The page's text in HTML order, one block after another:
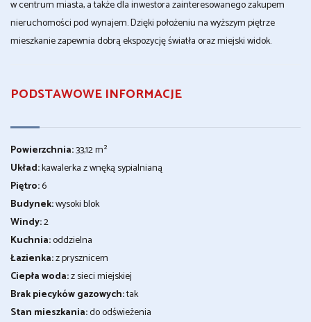
w centrum miasta, a także dla inwestora zainteresowanego zakupem
nieruchomości pod wynajem. Dzięki położeniu na wyższym piętrze
mieszkanie zapewnia dobrą ekspozycję światła oraz miejski widok.
PODSTAWOWE INFORMACJE
Powierzchnia:33,12 m²
Układ:kawalerka z wnęką sypialnianą
Piętro:6
Budynek:wysoki blok
Windy:2
Kuchnia:oddzielna
Łazienka:z prysznicem
Ciepła woda:z sieci miejskiej
Brak piecyków gazowych:tak
Stan mieszkania:do odświeżenia